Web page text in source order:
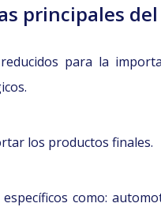
principales del
para la
los productos finales.
como: